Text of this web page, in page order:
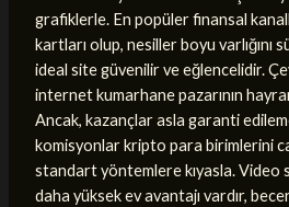
grafiklerle. En popüler finansal
kartları olup, nesiller boyu varlığını
ideal site güvenilir ve eğlencelidir.
internet kumarhane pazarının
Ancak, kazançlar asla garanti
komisyonlar kripto para birimlerini
standart yöntemlere kıyasla. Video
daha yüksek ev avantajı vardır,